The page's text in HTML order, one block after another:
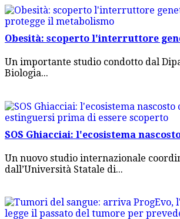
Obesità: scoperto l'interruttore
Un importante studio condotto dal
Biologia...
SOS Ghiacciai: l'ecosistema
Un nuovo studio internazionale
dall’Università Statale di...